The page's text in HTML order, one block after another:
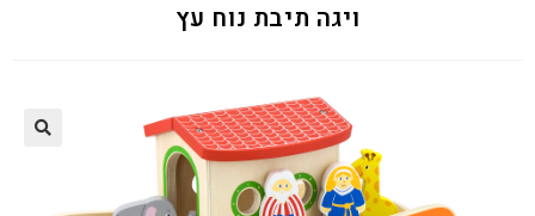
ויגה תיבת נוח עץ